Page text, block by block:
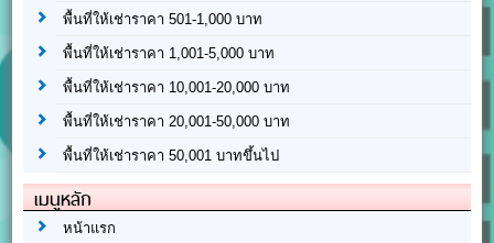
พื้นที่ให้เช่าราคา 501-1,000 บาท
พื้นที่ให้เช่าราคา 1,001-5,000 บาท
พื้นที่ให้เช่าราคา 10,001-20,000 บาท
พื้นที่ให้เช่าราคา 20,001-50,000 บาท
พื้นที่ให้เช่าราคา 50,001 บาทขึ้นไป
เมนูหลัก
หน้าแรก